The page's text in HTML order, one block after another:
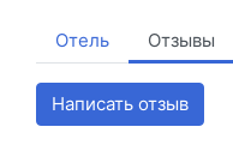
Отель Отзывы
Написать отзыв